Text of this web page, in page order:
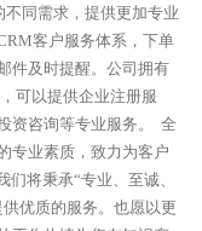
同需求，提供更加专业
客户服务体系，下单
件及时提醒。公司拥有
可以提供企业注册服
资咨询等专业服务。 全
专业素质，致力为客户
将秉承“专业、至诚、
优质的服务。也愿以更